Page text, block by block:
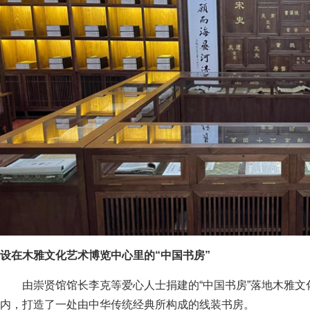
设在木雅文化艺术博览中心里的“中国书房”
由崇贤馆馆长李克等爱心人士捐建的“中国书房”落地木雅
内，打造了一处由中华传统经典所构成的线装书房。